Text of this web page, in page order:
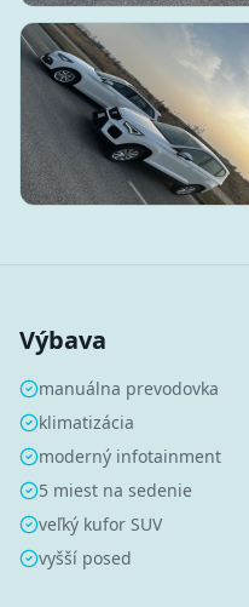
Výbava
manuálna prevodovka
klimatizácia
moderný infotainment
5 miest na sedenie
veľký kufor SUV
vyšší posed